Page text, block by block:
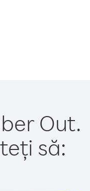
Out.
să: